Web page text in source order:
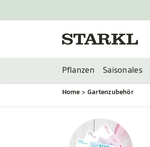
Pflanzen Saisonales
Home Gartenzubehör